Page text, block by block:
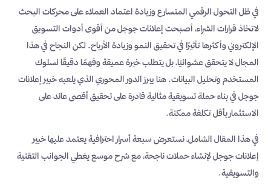
في ظل التحول الرقمي المتسارع وزيادة اعتماد العملاء على محركات البحث
لاتخاذ قرارات الشراء، أصبحت إعلانات جوجل من أقوى أدوات التسويق
الإلكتروني وأكثرها تأثيرًا في تحقيق النمو وزيادة الأرباح. لكن النجاح في هذا
المجال لا يتحقق عشوائيًا، بل يتطلب خبرة عميقة وفهمًا دقيقًا لسلوك
المستخدم وتحليل البيانات. هنا يبرز الدور المحوري الذي يلعبه خبير إعلانات
جوجل في بناء حملة تسويقية مثالية قادرة على تحقيق أقصى عائد على
الاستثمار بأقل تكلفة ممكنة.
في هذا المقال الشامل، نستعرض سبعة أسرار احترافية يعتمد عليها خبير
إعلانات جوجل لإنشاء حملات ناجحة، مع شرح موسع يغطي الجوانب التقنية
والتسويقية.